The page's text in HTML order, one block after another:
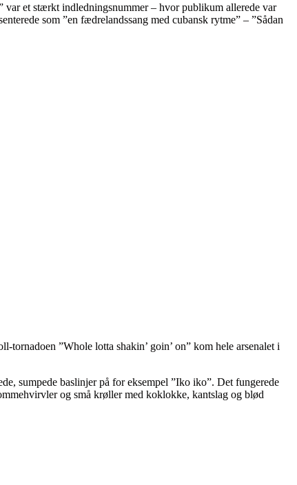
var et stærkt indledningsnummer – hvor publikum allerede var
som ”en fædrelandssang med cubansk rytme” – ”Sådan
”Whole lotta shakin’ goin’ on” kom hele arsenalet i
sumpede baslinjer på for eksempel ”Iko iko”. Det fungerede
og små krøller med koklokke, kantslag og blød